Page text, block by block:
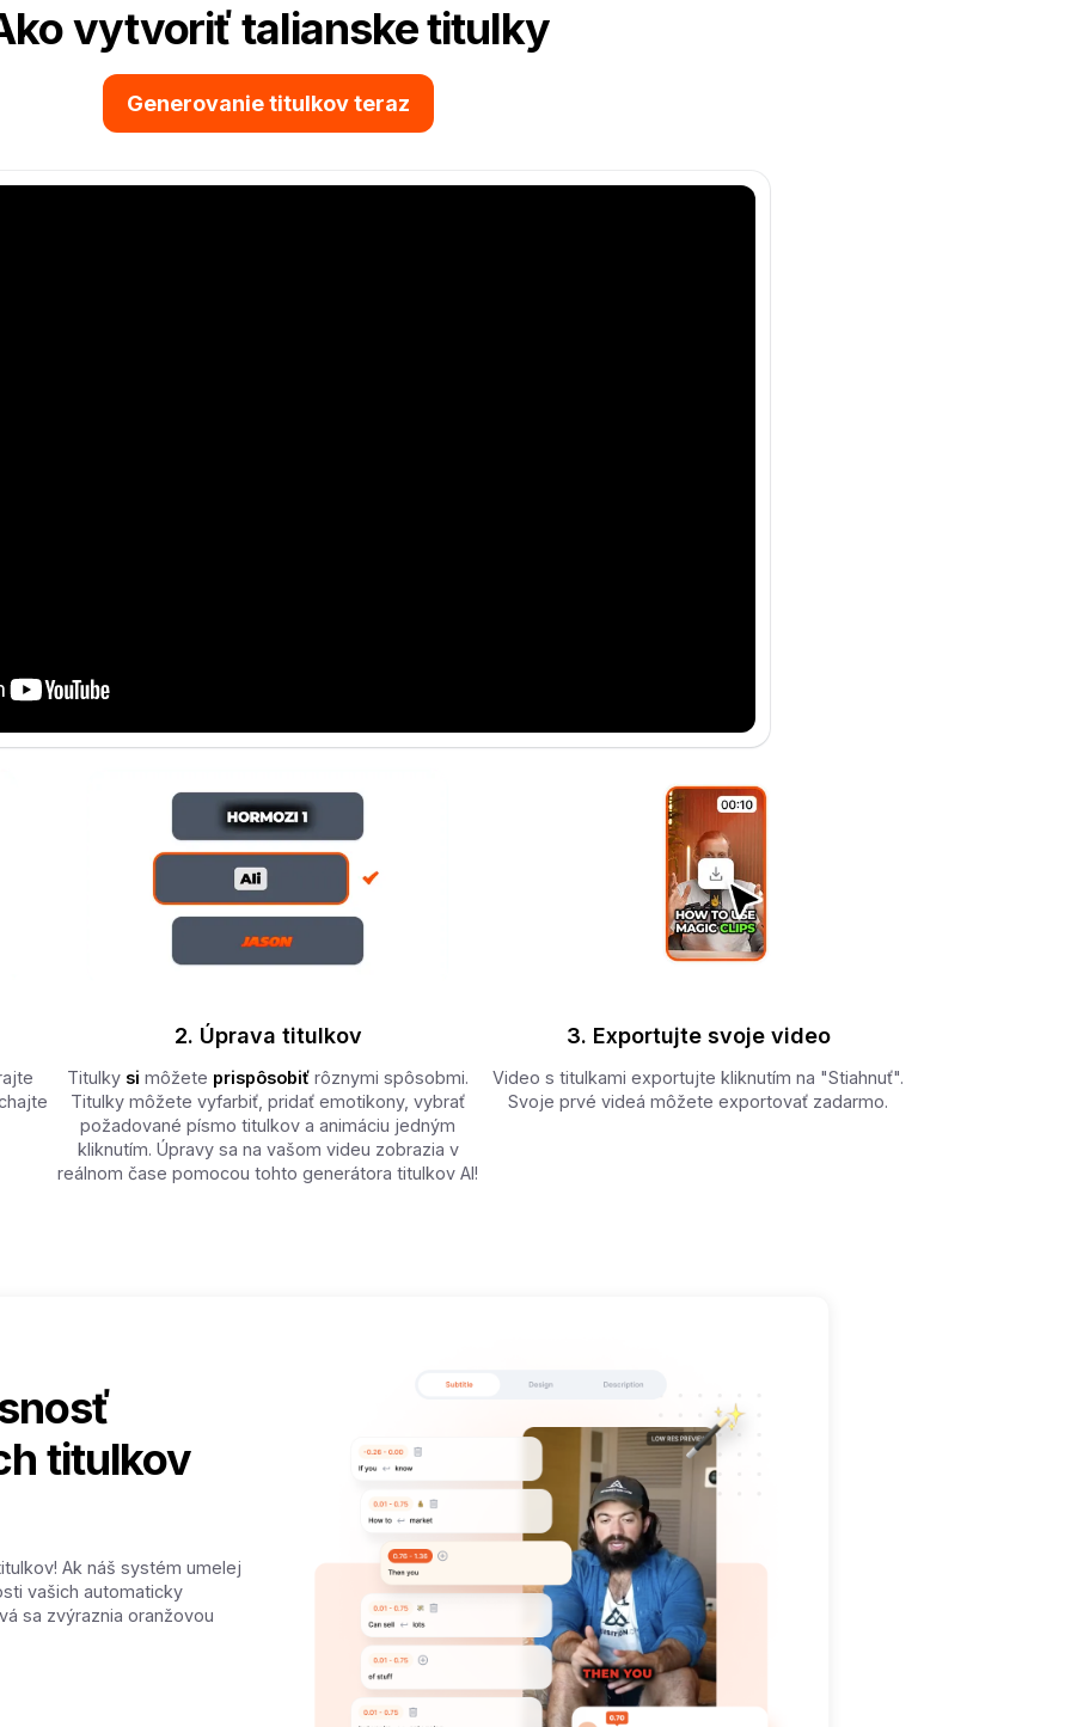
vytvoriť talianske titulky
Generovanie titulkov teraz
2. Úprava titulkov
Titulky si môžete prispôsobiť rôznymi spôsobmi.
Titulky môžete vyfarbiť, pridať emotikony, vybrať
požadované písmo titulkov a animáciu jedným
kliknutím. Úpravy sa na vašom videu zobrazia v
reálnom čase pomocou tohto generátora titulkov AI!
3. Exportujte svoje video
Video s titulkami exportujte kliknutím na "Stiahnuť".
Svoje prvé videá môžete exportovať zadarmo.
titulkov
Ak náš systém umelej
vašich automaticky
sa zvýraznia oranžovou